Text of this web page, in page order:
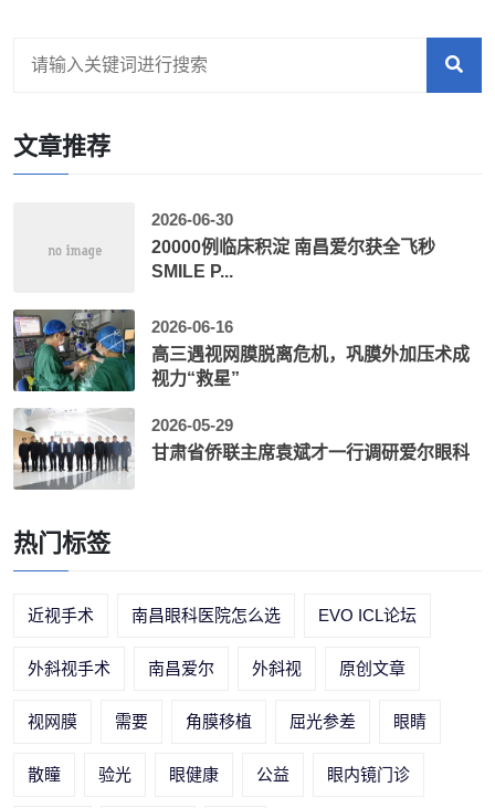
文章推荐
2026-06-30
20000例临床积淀 南昌爱尔获全飞秒
SMILE P...
2026-06-16
高三遇视网膜脱离危机，巩膜外加压术成
视力“救星”
2026-05-29
甘肃省侨联主席袁斌才一行调研爱尔眼科
热门标签
近视手术 南昌眼科医院怎么选 EVO ICL论坛
外斜视手术 南昌爱尔 外斜视 原创文章
视网膜 需要 角膜移植 屈光参差 眼睛
散瞳 验光 眼健康 公益 眼内镜门诊